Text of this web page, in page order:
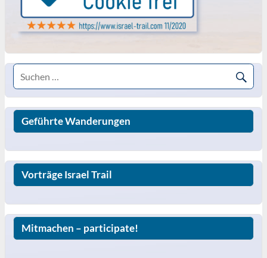
Geführte Wanderungen
Vorträge Israel Trail
Mitmachen – participate!